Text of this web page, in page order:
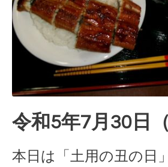
令和5年7月30日（
本日は「土用の丑の日